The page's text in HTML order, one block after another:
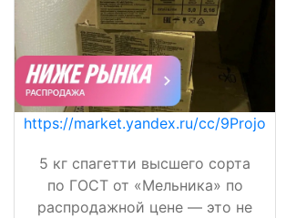
https://market.yandex.ru/cc/9Projo
5 кг спагетти высшего сорта
по ГОСТ от «Мельника» по
распродажной цене — это не